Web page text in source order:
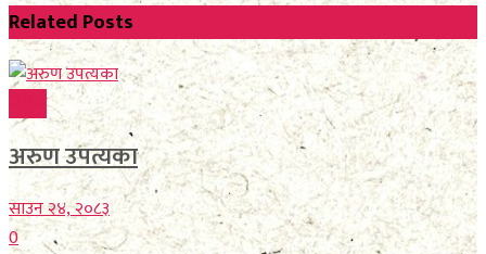
RelatedPosts
अरुण उपत्यका
साउन २४, २०८३
0